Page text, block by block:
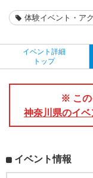
体験イベント・ア
イベント詳細
トップ
※ この
神奈川県のイベ
イベント情報